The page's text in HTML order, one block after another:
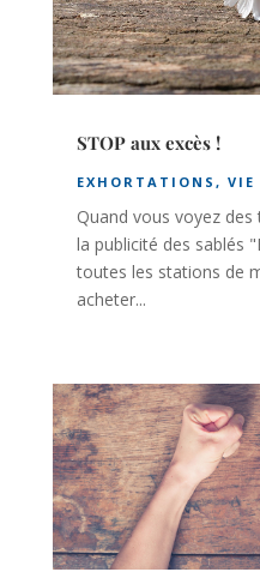
STOP aux excès !
EXHORTATIONS , VIE
Quand vous voyez
la publicité des sablés
toutes les stations de
acheter...